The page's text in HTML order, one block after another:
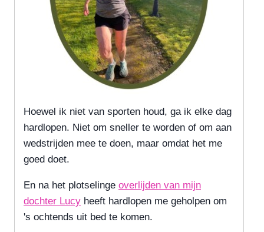
Hoewel ik niet van sporten houd, ga ik elke dag
hardlopen. Niet om sneller te worden of om aan
wedstrijden mee te doen, maar omdat het me
goed doet.
En na het plotselinge overlijden van mijn
dochter Lucy heeft hardlopen me geholpen om
's ochtends uit bed te komen.